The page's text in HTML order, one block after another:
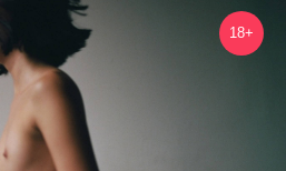
18+